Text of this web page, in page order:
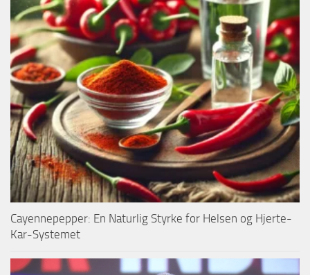
Cayennepepper: En Naturlig Styrke for Helsen og Hjerte-
Kar-Systemet